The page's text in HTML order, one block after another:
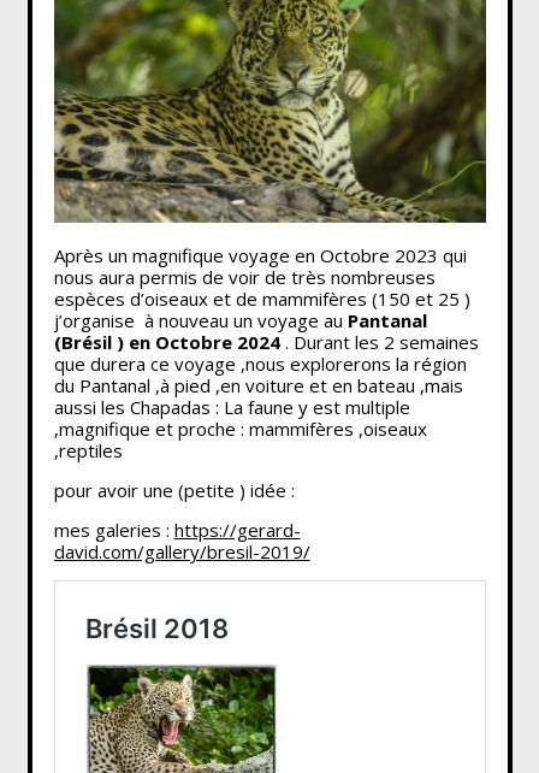
Après un magnifique voyage en Octobre 2023 qui
nous aura permis de voir de très nombreuses
espèces d’oiseaux et de mammifères (150 et 25 )
j’organise à nouveau un voyage au Pantanal
(Brésil ) en Octobre 2024. Durant les 2 semaines
que durera ce voyage ,nous explorerons la région
du Pantanal ,à pied ,en voiture et en bateau ,mais
aussi les Chapadas : La faune y est multiple
,magnifique et proche : mammifères ,oiseaux
,reptiles
pour avoir une (petite ) idée :
mes galeries : https://gerard-
david.com/gallery/bresil-2019/